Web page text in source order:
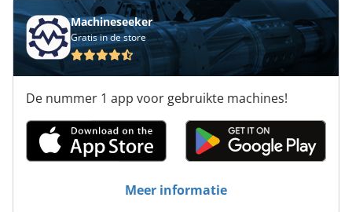
Case Ih Maxxum 110
Case Ih Maxxum 140
Case Ih Maxxum 5120
Case Ih Maxxum 5140
Case Ih Mx 100 C
Machineseeker
Gratis in de store
De nummer 1 app voor gebruikte machines!
Meer informatie